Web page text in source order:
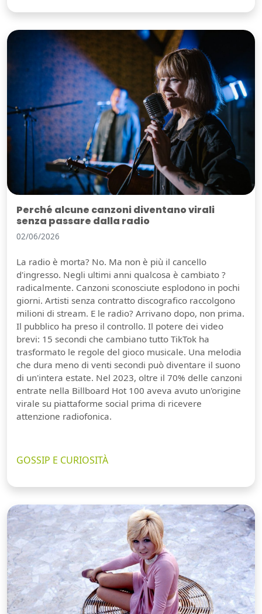
Perché alcune canzoni diventano virali
senza passare dalla radio
02/06/2026
La radio è morta? No. Ma non è più il cancello
d'ingresso. Negli ultimi anni qualcosa è cambiato ?
radicalmente. Canzoni sconosciute esplodono in pochi
giorni. Artisti senza contratto discografico raccolgono
milioni di stream. E le radio? Arrivano dopo, non prima.
Il pubblico ha preso il controllo. Il potere dei video
brevi: 15 secondi che cambiano tutto TikTok ha
trasformato le regole del gioco musicale. Una melodia
che dura meno di venti secondi può diventare il suono
di un'intera estate. Nel 2023, oltre il 70% delle canzoni
entrate nella Billboard Hot 100 aveva avuto un'origine
virale su piattaforme social prima di ricevere
attenzione radiofonica.
GOSSIP E CURIOSITÀ